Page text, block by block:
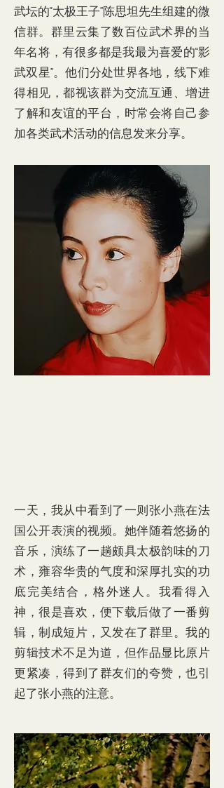
武坛的“太极王子”陈思坦先生组建的微
信群。群里云集了数百位武术界的当
年名将，有很多都是我最为喜爱的“影
武双星”。他们分处世界各地，线下难
得相见，都视该群为交流互通、增进
了解和友谊的平台，时常会将自己参
加各类武术活动的信息发来分享。
一天，我从中看到了一则张小燕在法
国公开表演的视频。她伴随着悠扬的
音乐，演练了一趟颇具太极韵味的刀
术，雍容华贵的气度和深厚扎实的功
底完美结合，格外迷人。我看得入
神，很是喜欢，便下载后做了一番剪
辑，制成短片，又发在了群里。我的
剪辑技术不足为道，但作品显比原片
更紧凑，得到了群友们的夸赞，也引
起了张小燕的注意。